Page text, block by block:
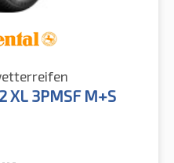
XL 3PMSF M+S